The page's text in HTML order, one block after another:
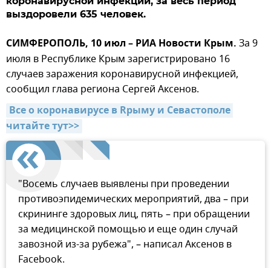
выздоровели 635 человек.
СИМФЕРОПОЛЬ, 10 июл – РИА Новости Крым. За 9
июля в Республике Крым зарегистрировано 16
случаев заражения коронавирусной инфекцией,
сообщил глава региона Сергей Аксенов.
Все о коронавирусе в Rрыму и Севастополе
читайте тут>>
"Восемь случаев выявлены при проведении
противоэпидемических мероприятий, два – при
скрининге здоровых лиц, пять – при обращении
за медицинской помощью и еще один случай
завозной из-за рубежа", – написал Аксенов в
Facebook.